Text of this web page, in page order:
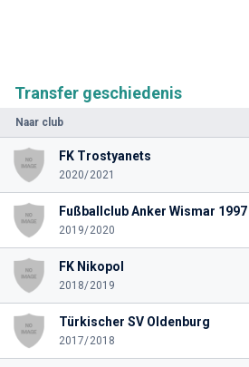
Transfer geschiedenis
Naar club
FK Trostyanets
2020/2021
Fußballclub Anker Wismar 1997
2019/2020
FK Nikopol
2018/2019
Türkischer SV Oldenburg
2017/2018